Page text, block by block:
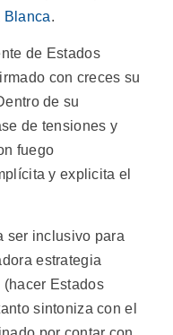
Blanca.
de Estados
con creces su
de su
de tensiones y
fuego
y explicita el
ser inclusivo para
estrategia
(hacer Estados
sintoniza con el